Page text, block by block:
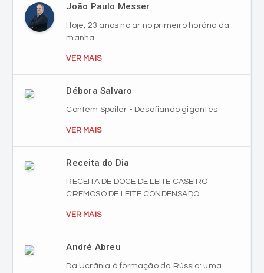
João Paulo Messer
Hoje, 23 anos no ar no primeiro horário da
manhã.
VER MAIS
Débora Salvaro
Contém Spoiler - Desafiando gigantes
VER MAIS
Receita do Dia
RECEITA DE DOCE DE LEITE CASEIRO
CREMOSO DE LEITE CONDENSADO
VER MAIS
André Abreu
Da Ucrânia à formação da Rússia: uma